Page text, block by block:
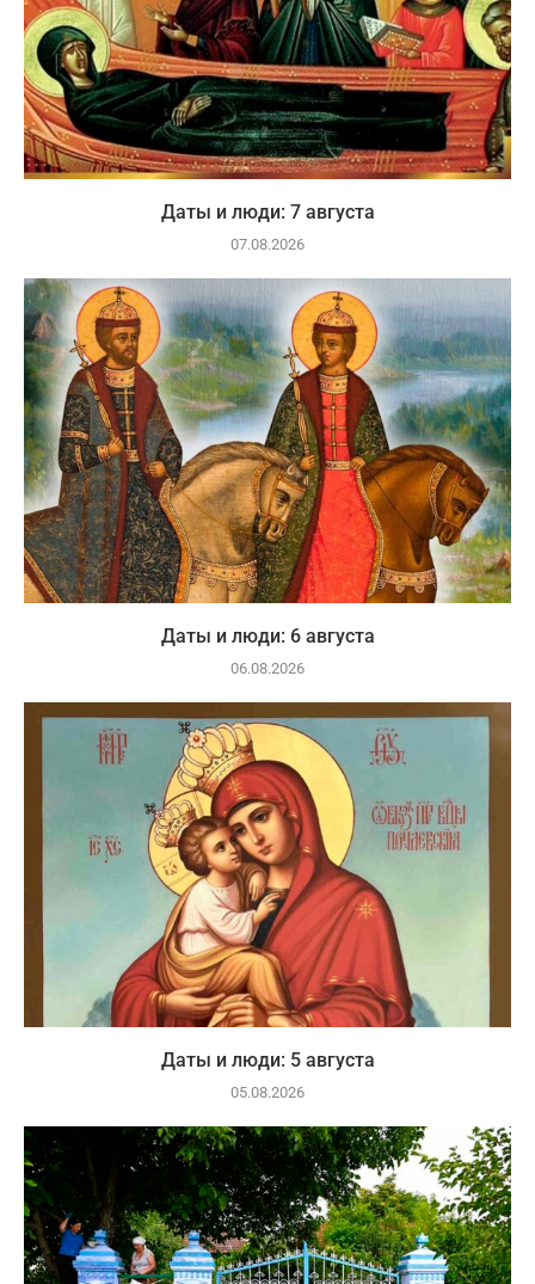
Даты и люди: 7 августа
07.08.2026
Даты и люди: 6 августа
06.08.2026
Даты и люди: 5 августа
05.08.2026